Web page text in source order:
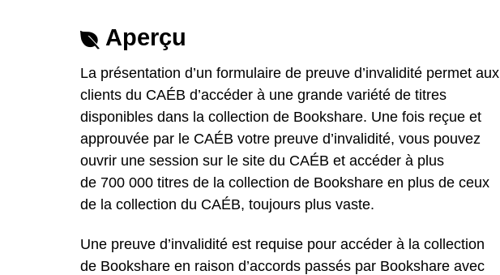
Aperçu
La présentation d’un formulaire de preuve d’invalidité permet aux
clients du CAÉB d’accéder à une grande variété de titres
disponibles dans la collection de Bookshare. Une fois reçue et
approuvée par le CAÉB votre preuve d’invalidité, vous pouvez
ouvrir une session sur le site du CAÉB et accéder à plus
de 700 000 titres de la collection de Bookshare en plus de ceux
de la collection du CAÉB, toujours plus vaste.
Une preuve d’invalidité est requise pour accéder à la collection
de Bookshare en raison d’accords passés par Bookshare avec